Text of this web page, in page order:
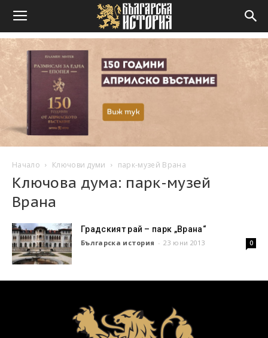
Начало Ключови думи парк-музей Врана
Ключова дума: парк-музей
Врана
Градският рай – парк „Врана“
Българска история - 23 юни 2013 0